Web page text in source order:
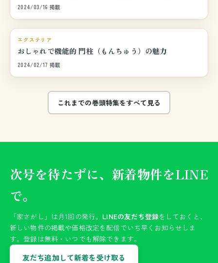
2024/03/16 掲載
巻頭特集
エクステリア
おしゃれで機能的 門柱（もんちゅう）の魅力
2024/02/17 掲載
これまでの巻頭特集をすべて見る
次号を待たずに、新着物件をLINE
で。
「家さがし」は月1回の発行。 LINEの友だち登録をしておくと、
新しい物件の掲載や価格改定を配信でいち早くお知らせしま
す。登録は無料・いつでも解除できます。
友だち追加して新着を受け取る